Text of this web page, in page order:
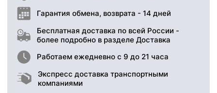
Гарантия обмена, возврата - 14 дней
Бесплатная доставка по всей России -
более подробно в разделе Доставка
Работаем ежедневно с 9 до 21 часа
Экспресс доставка транспортными
компаниями